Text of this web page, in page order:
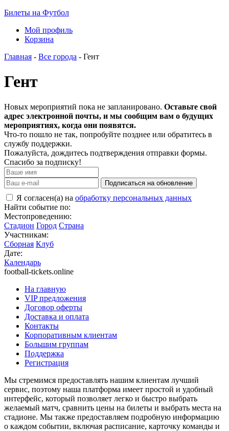
Билеты на Футбол
Мой профиль
Корзина
Главная - Все города - Гент
Гент
Новых мероприятий пока не запланировано. Оставьте свой
адрес электронной почты, и мы сообщим вам о будущих
мероприятиях, когда они появятся.
Что-то пошло не так, попробуйте позднее или обратитесь в
службу поддержки.
Пожалуйста, дождитесь подтверждения отправки формы.
Спасибо за подписку!
Подписаться на обновление
Я согласен(а) на обработку персональных данных
Найти событие по:
Местопроведению:
Стадион Город Страна
Участникам:
Сборная Клуб
Дате:
Календарь
football-tickets.online
На главную
VIP предложения
Договор оферты
Доставка и оплата
Контакты
Корпоративным клиентам
Большим группам
Поддержка
Регистрация
Мы стремимся предоставлять нашим клиентам лучший
сервис, поэтому наша платформа имеет простой и удобный
интерфейс, который позволяет легко и быстро выбрать
желаемый матч, сравнить цены на билеты и выбрать места на
стадионе. Мы также предоставляем подробную информацию
о каждом событии, включая расписание, карточку команды и